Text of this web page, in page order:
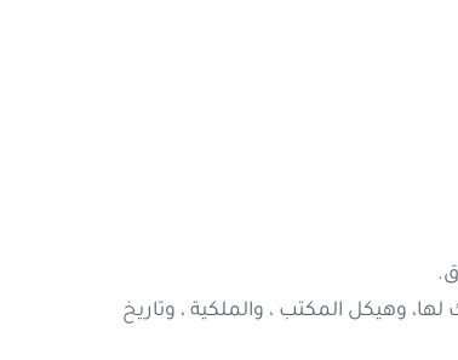
وهيكل المكتب ، والملكية ، وتاريخ